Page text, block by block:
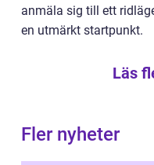
anmäla sig till ett
en utmärkt startpunkt.
Läs
Fler nyheter